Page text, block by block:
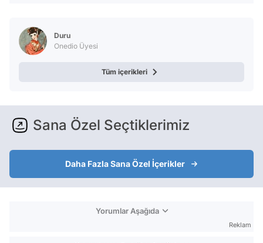
Duru
Onedio Üyesi
Tüm içerikleri
Sana Özel Seçtiklerimiz
Daha Fazla Sana Özel İçerikler
Yorumlar Aşağıda
Reklam